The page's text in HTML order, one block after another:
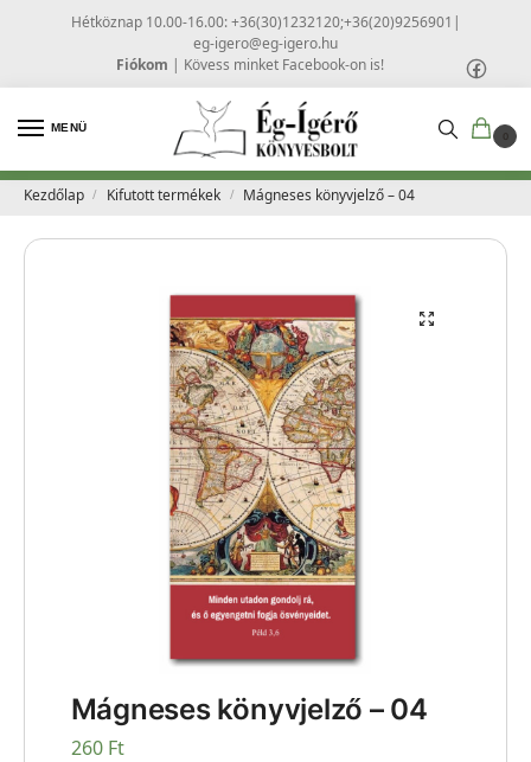
Hétköznap 10.00-16.00: +36(30)1232120;+36(20)9256901 |
eg-igero@eg-igero.hu
Fiókom | Kövess minket Facebook-on is!
MENÜ
0
Kezdőlap / Kifutott termékek / Mágneses könyvjelző – 04
Mágneses könyvjelző – 04
260 Ft